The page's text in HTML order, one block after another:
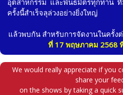
อุตสาหกรรม และพันธมิตรทุกท่าน ที่
ครั้งนี้สำเร็จลุล่วงอย่างยิ่งใหญ่
แล้วพบกัน สำหรับการจัดงานในครั้ง
ที่ 17 พฤษภาคม 2568
We would really appreciate if you
share your
on the shows by taking a quick